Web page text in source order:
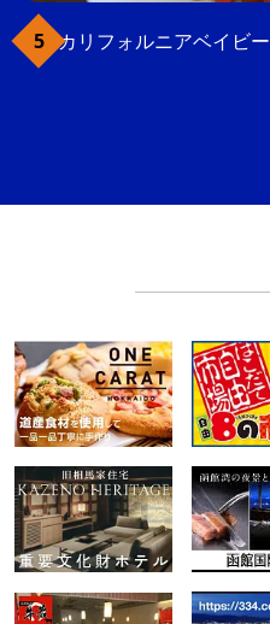
カリフォルニアベイビー